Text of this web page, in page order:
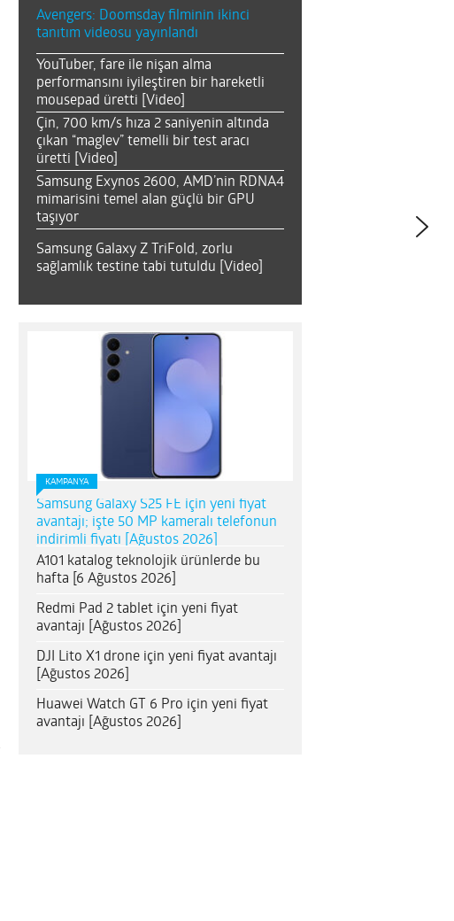
Avengers: Doomsday filminin ikinci
tanıtım videosu yayınlandı
YouTuber, fare ile nişan alma
performansını iyileştiren bir hareketli
mousepad üretti [Video]
Çin, 700 km/s hıza 2 saniyenin altında
çıkan “maglev” temelli bir test aracı
üretti [Video]
Samsung Exynos 2600, AMD’nin RDNA4
mimarisini temel alan güçlü bir GPU
taşıyor
Samsung Galaxy Z TriFold, zorlu
sağlamlık testine tabi tutuldu [Video]
KAMPANYA
Samsung Galaxy S25 FE için yeni fiyat
avantajı; işte 50 MP kameralı telefonun
indirimli fiyatı [Ağustos 2026]
A101 katalog teknolojik ürünlerde bu
hafta [6 Ağustos 2026]
Redmi Pad 2 tablet için yeni fiyat
avantajı [Ağustos 2026]
DJI Lito X1 drone için yeni fiyat avantajı
[Ağustos 2026]
Huawei Watch GT 6 Pro için yeni fiyat
avantajı [Ağustos 2026]